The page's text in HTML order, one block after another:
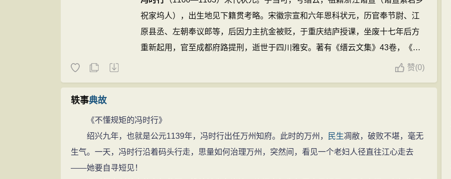
祝家坞人），出生地见下籍贯考略。宋徽宗宣和六年恩科状元，历官奉节尉、江
原县丞、左朝奉议郎等，后因力主抗金被贬，于重庆结庐授课，坐废十七年后方
重新起用，官至成都府路提刑，逝世于四川雅安。著有《缙云文集》43卷，《易
赞(0)
轶事典故
《不懂规矩的冯时行》
绍兴九年，也就是公元1139年，冯时行出任万州知府。此时的万州，
民生凋敝，破败不堪，毫无
生气。一天，冯时行沿着码头行走，思量如何治理万州，突然间，看见一个老妇人径直往江心走去
——她要自寻短见！